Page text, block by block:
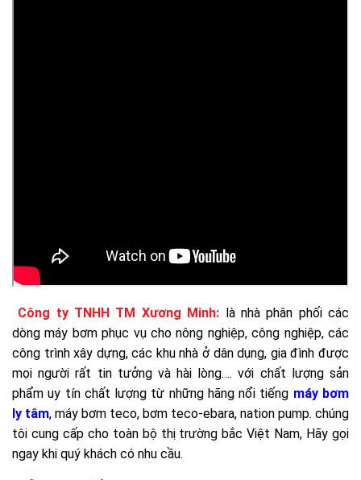
Công ty TNHH TM Xương Minh:
là nhà phân phối các
dòng máy bơm phục vụ cho nông nghiệp, công nghiệp, các
công trình xây dựng, các khu nhà ở dân dụng, gia đình được
mọi người rất tin tưởng và hài lòng….với chất lượng sản
phẩm uy tín chất lượng từ những hãng nổi tiếng máy bơm
ly tâm, máy bơm teco, bơm teco-ebara, nation pump. chúng
tôi cung cấp cho toàn bộ thị trường bắc Việt Nam, Hãy gọi
ngay khi quý khách có nhu cầu.